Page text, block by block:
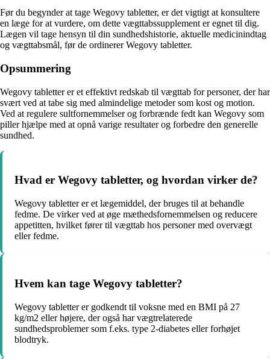
Før du begynder at tage Wegovy tabletter, er det vigtigt at konsultere
en læge for at vurdere, om dette vægttabssupplement er egnet til dig.
Lægen vil tage hensyn til din sundhedshistorie, aktuelle medicinindtag
og vægttabsmål, før de ordinerer Wegovy tabletter.
Opsummering
Wegovy tabletter er et effektivt redskab til vægttab for personer, der har
svært ved at tabe sig med almindelige metoder som kost og motion.
Ved at regulere sultfornemmelser og forbrænde fedt kan Wegovy som
piller hjælpe med at opnå varige resultater og forbedre den generelle
sundhed.
Hvad er Wegovy tabletter, og hvordan virker de?
Wegovy tabletter er et lægemiddel, der bruges til at behandle
fedme. De virker ved at øge mæthedsfornemmelsen og reducere
appetitten, hvilket fører til vægttab hos personer med overvægt
eller fedme.
Hvem kan tage Wegovy tabletter?
Wegovy tabletter er godkendt til voksne med en BMI på 27
kg/m2 eller højere, der også har vægtrelaterede
sundhedsproblemer som f.eks. type 2-diabetes eller forhøjet
blodtryk.